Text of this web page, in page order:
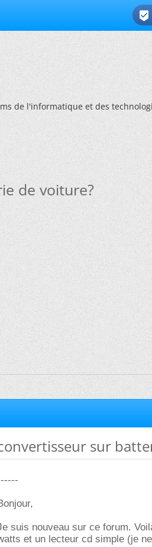

de l'informatique et des
de voiture?
sur
suis nouveau sur ce forum.
et un lecteur cd simple (je